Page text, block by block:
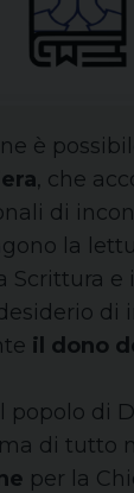
è
, che
di
la
Scrittura e
di
il dono
popolo di
di tutto
per la